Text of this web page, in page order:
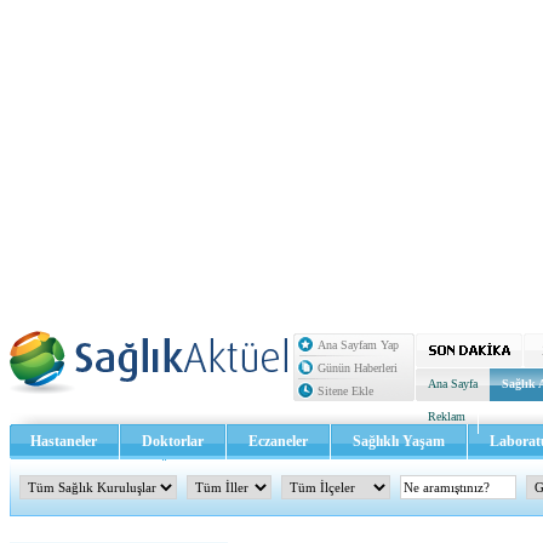
Ana Sayfam Yap
Günün Haberleri
Sitene Ekle
Ana Sayfa Sağlık
Reklam
Hastaneler Doktorlar Eczaneler Sağlıklı Yaşam
Sağlık TV - Video İletişim